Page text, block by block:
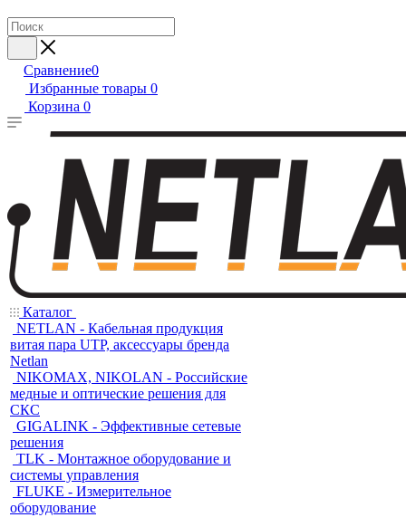
Сравнение0
Избранные товары 0
Корзина 0
Каталог
NETLAN - Кабельная продукция
витая пара UTP, аксессуары бренда
Netlan
NIKOMAX, NIKOLAN - Российские
медные и оптические решения для
СКС
GIGALINK - Эффективные сетевые
решения
TLK - Монтажное оборудование и
системы управления
FLUKE - Измерительное
оборудование